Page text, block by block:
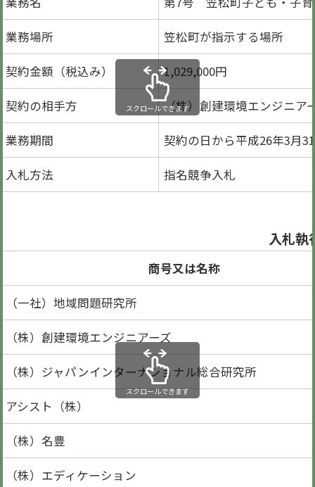
業務場所 笠松町が指示する場所
契約金額（税込み） 1,029,000円
契約の相手方 （株）創建環境エンジニ
業務期間 契約の日から平成26年3月
入札方法 指名競争入札
スクロールできます
入札執
商号又は名称
（一社）地域問題研究所
（株）創建環境エンジニアーズ
（株）ジャパンインターナショナル総合研究所
アシスト（株）
（株）名豊
（株）エディケーション
スクロールできます